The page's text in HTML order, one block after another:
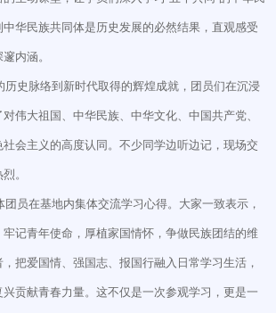
华民族共同体是历史发展的必然结果，直观感受
内涵。
脉络到新时代取得的辉煌成就，团员们在沉浸
伟大祖国、中华民族、中华文化、中国共产党、
会主义的高度认同。不少同学边听边记，现场交
。
在基地内集体交流学习心得。大家一致表示，
记青年使命，厚植家国情怀，争做民族团结的维
把爱国情、强国志、报国行融入日常学习生活，
贡献青春力量。这不仅是一次参观学习，更是一